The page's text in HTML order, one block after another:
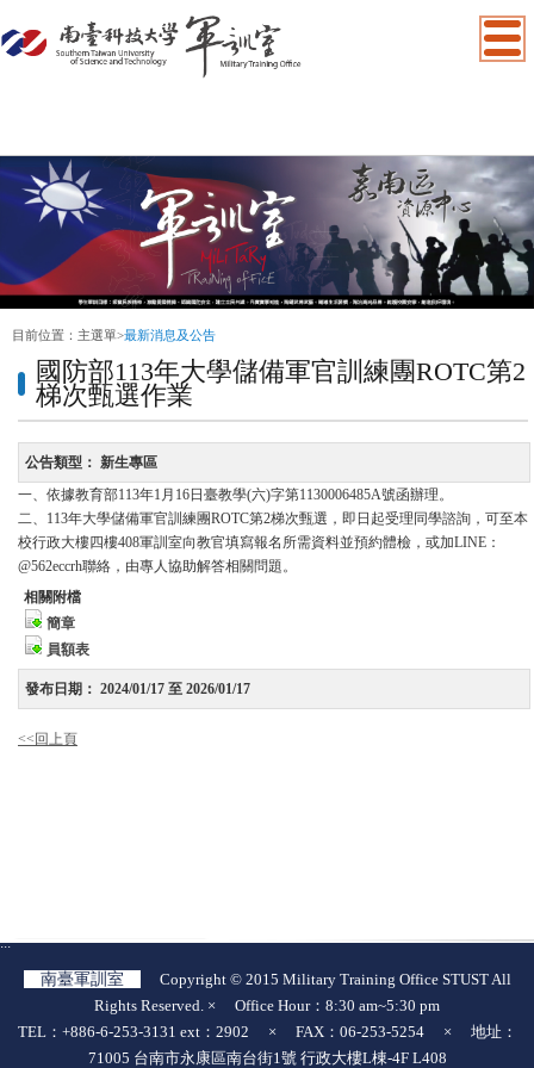
目前位置： 主選單>最新消息及公告
國防部113年大學儲備軍官訓練團ROTC第2
梯次甄選作業
公告類型： 新生專區
一、依據教育部113年1月16日臺教學(六)字第1130006485A號函辦理。
二、113年大學儲備軍官訓練團ROTC第2梯次甄選，即日起受理同學諮詢，可至本
校行政大樓四樓408軍訓室向教官填寫報名所需資料並預約體檢，或加LINE：
@562eccrh聯絡，由專人協助解答相關問題。
相關附檔
簡章
員額表
發布日期： 2024/01/17 至 2026/01/17
<<回上頁
:::
南臺軍訓室
Copyright © 2015 Military Training Office STUST All
Rights Reserved. × Office Hour：8:30 am~5:30 pm
TEL：+886-6-253-3131 ext：2902 × FAX：06-253-5254 × 地址：
71005 台南市永康區南台街1號 行政大樓L棟-4F L408